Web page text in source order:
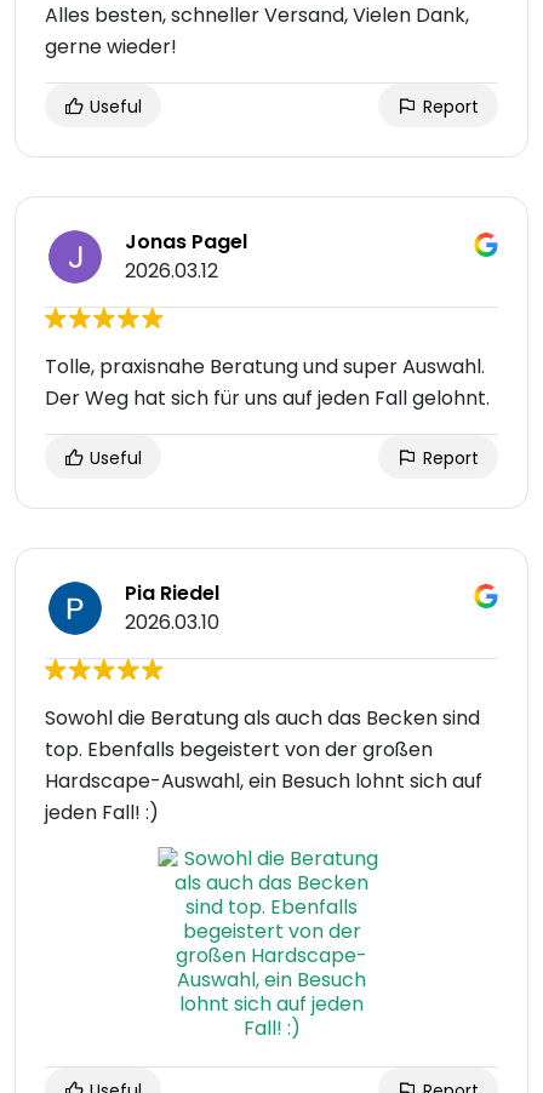
Alles besten, schneller Versand, Vielen Dank,
gerne wieder!
Useful Report
Jonas Pagel
2026.03.12
Tolle, praxisnahe Beratung und super Auswahl.
Der Weg hat sich für uns auf jeden Fall gelohnt.
Useful Report
Pia Riedel
2026.03.10
Sowohl die Beratung als auch das Becken sind
top. Ebenfalls begeistert von der großen
Hardscape-Auswahl, ein Besuch lohnt sich auf
jeden Fall! :)